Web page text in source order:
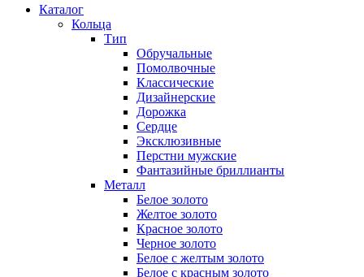
Каталог
Кольца
Тип
Обручальные
Помолвочные
Классические
Дизайнерские
Дорожка
Сердце
Эксклюзивные
Перстни мужские
Фантазийные бриллианты
Металл
Белое золото
Желтое золото
Красное золото
Черное золото
Белое с желтым золото
Белое с красным золото